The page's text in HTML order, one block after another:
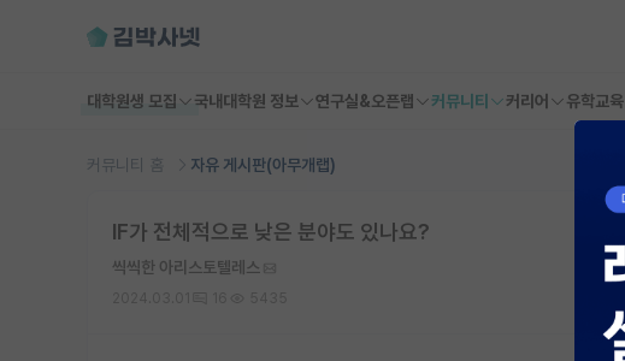
대학원생 모집 국내대학원 정보 연구실&오픈랩 커뮤니티 커리어 유학교육
커뮤니티 홈 자유 게시판(아무개랩)
IF가 전체적으로 낮은 분야도 있나요?
씩씩한 아리스토텔레스